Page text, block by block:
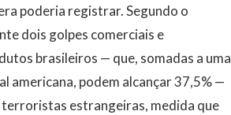
poderia registrar. Segundo o
dois golpes comerciais e
brasileiros — que, somadas a uma
americana, podem alcançar 37,5% —
terroristas estrangeiras, medida que